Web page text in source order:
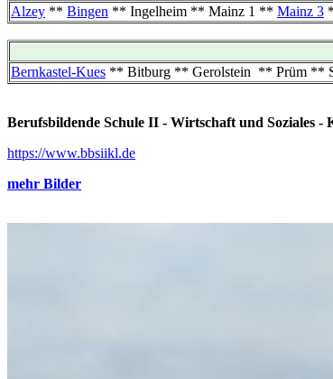
Alzey ** Bingen ** Ingelheim ** Mainz 1 ** Mainz 3
Bernkastel-Kues ** Bitburg ** Gerolstein ** Prüm **
Berufsbildende Schule II - Wirtschaft und Soziales -
https://www.bbsiikl.de
mehr Bilder